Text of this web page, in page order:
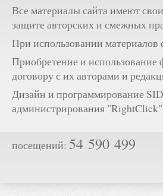
Все материалы сайта имеют
защите авторских и смежных
При использовании материалов
Приобретение и
договору с их авторами и
Дизайн и программирование
администрирования
посещений: 54 590 499